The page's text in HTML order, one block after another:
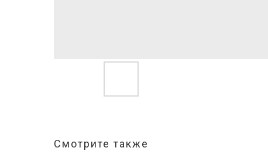
Смотрите также